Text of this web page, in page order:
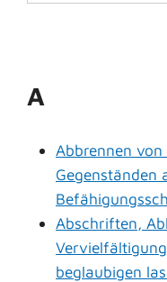
A
Abbrennen
Gegenständen
Abschriften,
beglaubigen